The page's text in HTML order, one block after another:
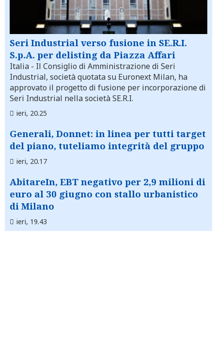
Seri Industrial verso fusione in SE.R.I.
S.p.A. per delisting da Piazza Affari
Italia - Il Consiglio di Amministrazione di Seri
Industrial, società quotata su Euronext Milan, ha
approvato il progetto di fusione per incorporazione di
Seri Industrial nella società SE.R.I.
ieri, 20.25
Generali, Donnet: in linea per tutti target
del piano, tuteliamo integrità del gruppo
ieri, 20.17
AbitareIn, EBT negativo per 2,9 milioni di
euro al 30 giugno con stallo urbanistico
di Milano
ieri, 19.43